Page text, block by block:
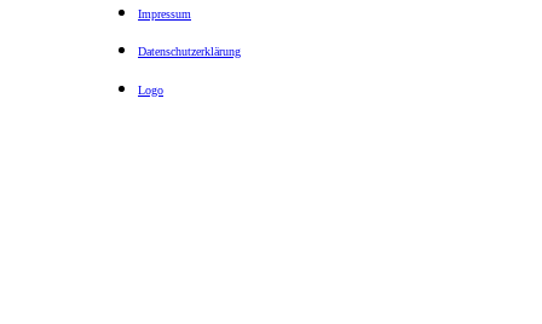
Impressum
Datenschutzerklärung
Logo